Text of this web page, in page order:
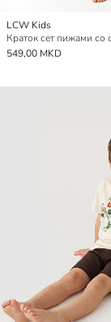
LCW Kids
549,00 MKD